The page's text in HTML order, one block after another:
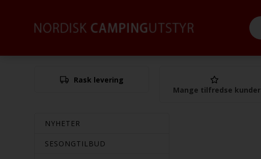
Rask levering
Mange tilfredse kunder
NYHETER
SESONGTILBUD